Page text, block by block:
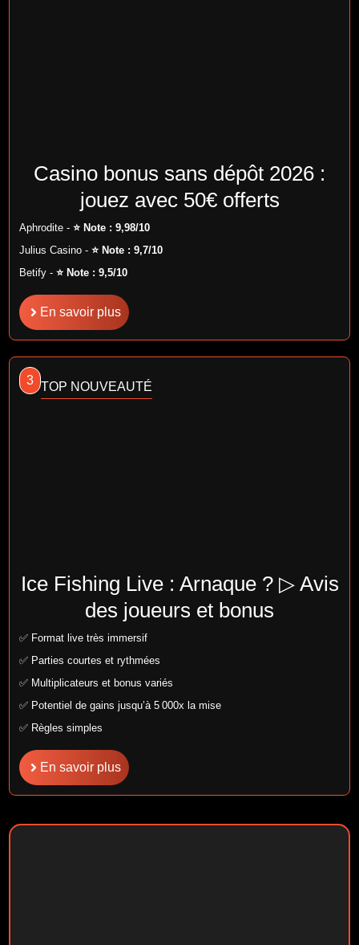
Casino bonus sans dépôt 2026 :
jouez avec 50€ offerts
Aphrodite -⭐ Note : 9,98/10
Julius Casino -⭐ Note : 9,7/10
Betify -⭐ Note : 9,5/10
En savoir plus
3 TOP NOUVEAUTÉ
Ice Fishing Live : Arnaque ? ▷ Avis
des joueurs et bonus
✅ Format live très immersif
✅ Parties courtes et rythmées
✅ Multiplicateurs et bonus variés
✅ Potentiel de gains jusqu’à 5 000x la mise
✅ Règles simples
En savoir plus